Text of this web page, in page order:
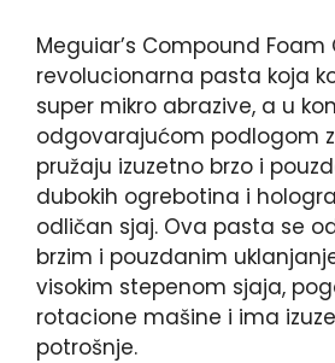
Meguiar’s Compound Foam
revolucionarna pasta koja
super mikro abrazive, a u
odgovarajućom podlogom
pružaju izuzetno brzo i
dubokih ogrebotina i
odličan sjaj. Ova pasta se
brzim i pouzdanim
visokim stepenom sjaja,
rotacione mašine i ima
potrošnje.